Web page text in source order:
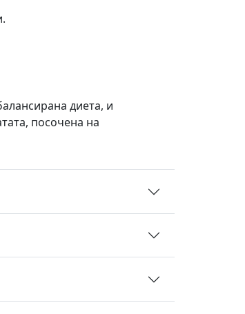
диета, и
посочена на